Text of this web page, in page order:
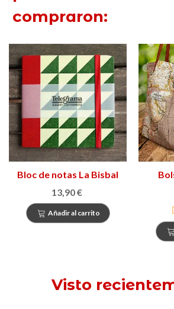
compraron:
Bloc de notas La Bisbal
13,90 €
Añadir al carrito
Visto